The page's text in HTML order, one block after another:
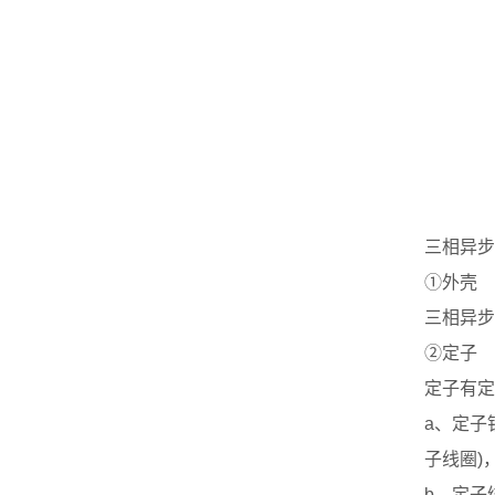
三相异
①外壳
三相异
②定子
定子有
a、定子
子线圈)